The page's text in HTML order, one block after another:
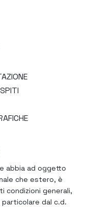
abbia ad oggetto
che estero, è
condizioni generali,
dal c.d.